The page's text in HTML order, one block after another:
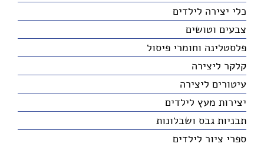
כלי יצירה לילדים
צבעים וטושים
פלסטלינה וחומרי פיסול
קלקר ליצירה
עיטורים ליצירה
יצירות מעץ לילדים
תבניות גבס ושבלונות
ספרי ציור לילדים